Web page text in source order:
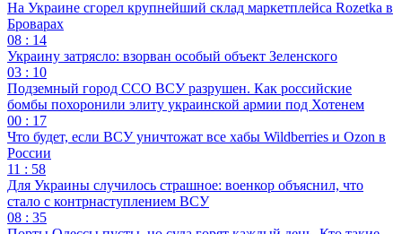
На Украине сгорел крупнейший склад маркетплейса Rozetka в
Броварах
08 : 14
Украину затрясло: взорван особый объект Зеленского
03 : 10
Подземный город ССО ВСУ разрушен. Как российские
бомбы похоронили элиту украинской армии под Хотенем
00 : 17
Что будет, если ВСУ уничтожат все хабы Wildberries и Ozon в
России
11 : 58
Для Украины случилось страшное: военкор объяснил, что
стало с контрнаступлением ВСУ
08 : 35